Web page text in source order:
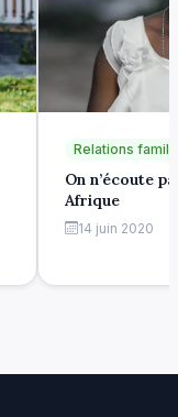
Relations
On n’écoute
Afrique
14 juin 2020